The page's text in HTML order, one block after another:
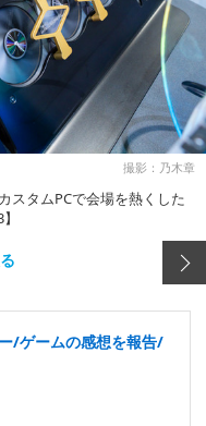
撮影：乃木章
スタムPCで会場を熱くした
/ゲームの感想を報告/